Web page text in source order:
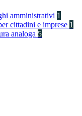
amministrativi 1
cittadini e imprese 1
analoga 5